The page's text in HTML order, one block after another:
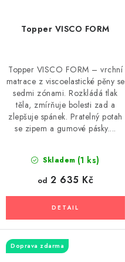
Topper VISCO FORM
Skladem (1 ks)
od 2 635 Kč
Topper VISCO FORM – vrchní
matrace z viscoelastické pěny se
sedmi zónami. Rozkládá tlak
těla, zmírňuje bolesti zad a
zlepšuje spánek. Pratelný potah
se zipem a gumové pásky....
Doprava zdarma